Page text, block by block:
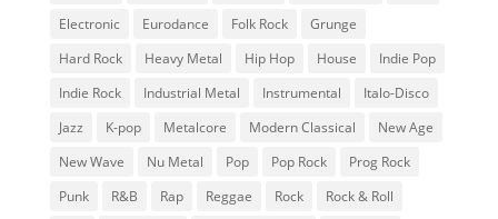
Electronic
Eurodance Folk Rock
Grunge
Hard Rock
Heavy Metal Hip Hop House
Indie Pop
Indie Rock
Industrial Metal Instrumental
Italo-Disco
Jazz
K-pop Metalcore Modern Classical
New Age
New Wave
Nu Metal Pop Pop Rock
Prog Rock
Punk
R&B Rap Reggae Rock
Rock & Roll